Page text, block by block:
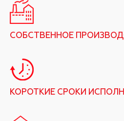
СОБСТВЕННОЕ
КОРОТКИЕ СРОКИ